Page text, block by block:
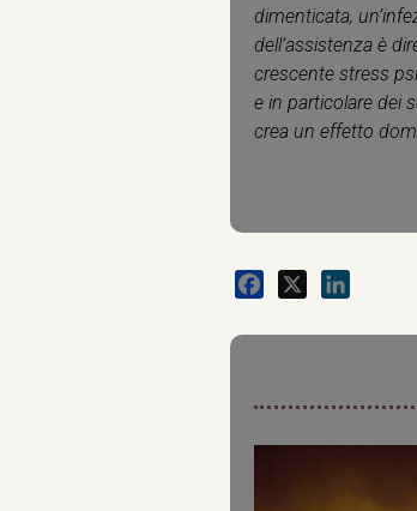
dimenticata,
dell’assistenza è
crescente stress
e in particolare dei
crea un effetto